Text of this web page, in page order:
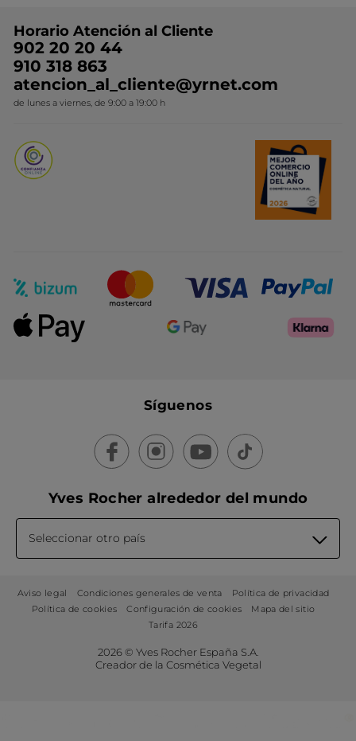
Conviértete en Franquiciada
Ideas de Regalo
Colección Monoi
Novedades del mes
Contacto
Horario Atención al Cliente
902 20 20 44
910 318 863
atencion_al_cliente@yrnet.com
de lunes a viernes, de 9:00 a 19:00 h
Síguenos
Yves Rocher alrededor del mundo
Seleccionar otro país
Aviso legal Condiciones generales de venta
Política de privacidad
Política de cookies
Configuración de cookies
Mapa del sitio
Tarifa 2026
2026 © Yves Rocher España S.A.
Creador de la Cosmética Vegetal